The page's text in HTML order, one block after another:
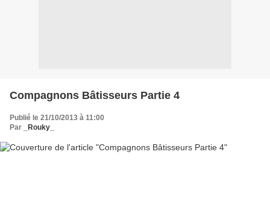
Compagnons Bâtisseurs Partie 4
Publié le 21/10/2013 à 11:00
Par
_Rouky_